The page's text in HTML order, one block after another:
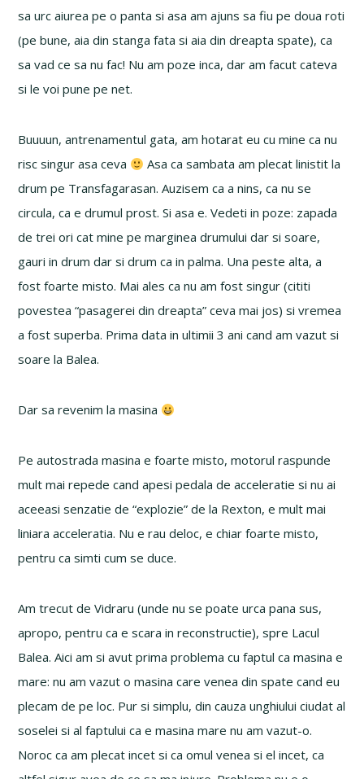
sa urc aiurea pe o panta si asa am ajuns sa fiu pe doua roti
(pe bune, aia din stanga fata si aia din dreapta spate), ca
sa vad ce sa nu fac! Nu am poze inca, dar am facut cateva
si le voi pune pe net.
Buuuun, antrenamentul gata, am hotarat eu cu mine ca nu
risc singur asa ceva
Asa ca sambata am plecat linistit la
drum pe Transfagarasan. Auzisem ca a nins, ca nu se
circula, ca e drumul prost. Si asa e. Vedeti in poze: zapada
de trei ori cat mine pe marginea drumului dar si soare,
gauri in drum dar si drum ca in palma. Una peste alta, a
fost foarte misto. Mai ales ca nu am fost singur (cititi
povestea “pasagerei din dreapta” ceva mai jos) si vremea
a fost superba. Prima data in ultimii 3 ani cand am vazut si
soare la Balea.
Dar sa revenim la masina
Pe autostrada masina e foarte misto, motorul raspunde
mult mai repede cand apesi pedala de acceleratie si nu ai
aceeasi senzatie de “explozie” de la Rexton, e mult mai
liniara acceleratia. Nu e rau deloc, e chiar foarte misto,
pentru ca simti cum se duce.
Am trecut de Vidraru (unde nu se poate urca pana sus,
apropo, pentru ca e scara in reconstructie), spre Lacul
Balea. Aici am si avut prima problema cu faptul ca masina e
mare: nu am vazut o masina care venea din spate cand eu
plecam de pe loc. Pur si simplu, din cauza unghiului ciudat al
soselei si al faptului ca e masina mare nu am vazut-o.
Noroc ca am plecat incet si ca omul venea si el incet, ca